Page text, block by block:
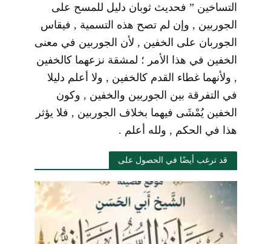
التساخين ” فحديث ثوبان دليل للمسح على
الجوربين , وإن لم تصح هذه التسمية , فيقاس
الجوربان على الخفين , لأن الجوربين في معنى
الخفين في هذا الأمر ؛ لمشقة نزعهما كالخفين
, ولأنهما غطاء القدم كالخفين , ولا أعلم دليلا
في التفرقة بين الجوربين والخفين , وكون
الخفين يُمْشَى فيهما بخلاف الجوربين , فلا يؤثر
هذا في الحكم , ولله أعلم .
قد ترغب أيضًا في الحصول على